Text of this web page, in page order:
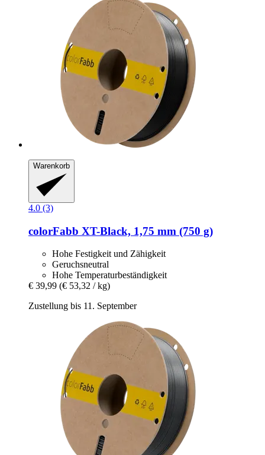
Warenkorb
4.0 (3)
colorFabb XT-​Black, 1,75 mm (750 g)
Hohe Festigkeit und Zähigkeit
Geruchsneutral
Hohe Temperaturbeständigkeit
€ 39,99 (€ 53,32 / kg)
Zustellung bis 11. September